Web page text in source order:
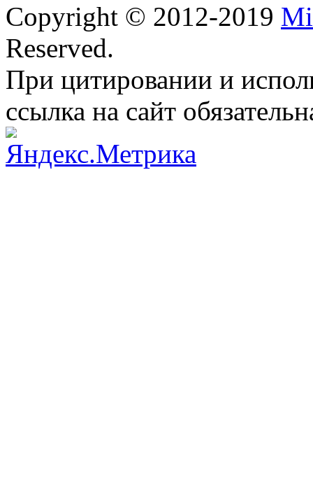
Copyright © 2012-2019
Reserved.
При цитировании и
ссылка на сайт